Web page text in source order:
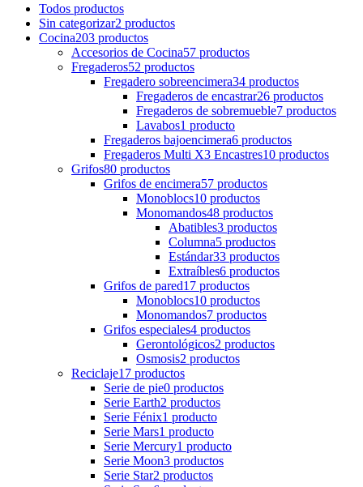
Todos productos
Sin categorizar2 productos
Cocina203 productos
Accesorios de Cocina57 productos
Fregaderos52 productos
Fregadero sobreencimera34 productos
Fregaderos de encastrar26 productos
Fregaderos de sobremueble7 productos
Lavabos1 producto
Fregaderos bajoencimera6 productos
Fregaderos Multi X3 Encastres10 productos
Grifos80 productos
Grifos de encimera57 productos
Monoblocs10 productos
Monomandos48 productos
Abatibles3 productos
Columna5 productos
Estándar33 productos
Extraíbles6 productos
Grifos de pared17 productos
Monoblocs10 productos
Monomandos7 productos
Grifos especiales4 productos
Gerontológicos2 productos
Osmosis2 productos
Reciclaje17 productos
Serie de pie0 productos
Serie Earth2 productos
Serie Fénix1 producto
Serie Mars1 producto
Serie Mercury1 producto
Serie Moon3 productos
Serie Star2 productos